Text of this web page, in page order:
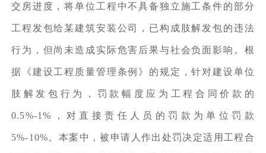
交房进度，将单位工程中不具备独立施工条件的部分
工程发包给某建筑安装公司，已构成肢解发包的违法
行为，但尚未造成实际危害后果与社会负面影响。根
据《建设工程质量管理条例》的规定，针对建设单位
肢解发包行为，罚款幅度应为工程合同价款的
0.5%-1%，对直接责任人员的罚款为单位罚款
5%-10%。本案中，被申请人作出处罚决定适用工程合